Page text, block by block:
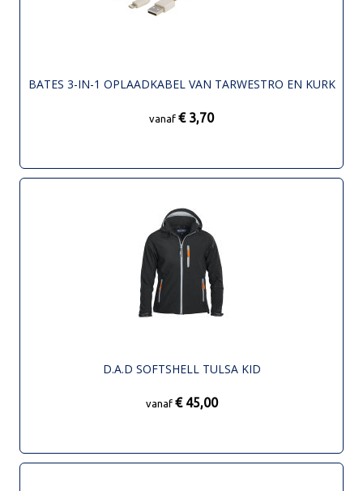
BATES 3-IN-1 OPLAADKABEL VAN TARWESTRO EN KURK
vanaf € 3,70
D.A.D SOFTSHELL TULSA KID
vanaf € 45,00